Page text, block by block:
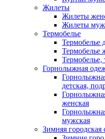
Жилеты
Жилеты
Жилеты
Термобелье
Термобелье
Термобелье
Горнолыжная
детская,
женская
мужская
Зимняя городская